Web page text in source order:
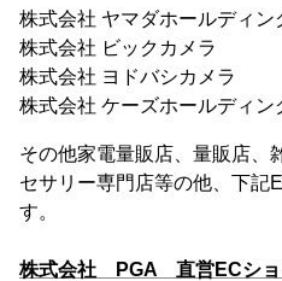
株式会社 ヤマダホールディン
株式会社 ビックカメラ
株式会社 ヨドバシカメラ
株式会社 ケーズホールディン
その他家電量販店、量販店、
セサリー専門店等の他、下記
す。
株式会社 PGA 直営ECショ